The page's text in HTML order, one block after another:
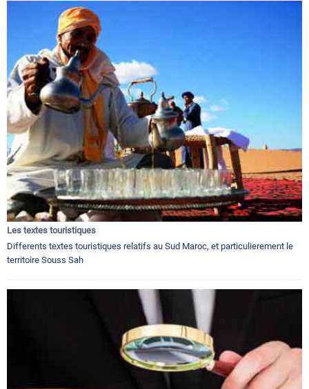
Les textes touristiques
Differents textes touristiques relatifs au Sud Maroc, et particulierement le
territoire Souss Sah